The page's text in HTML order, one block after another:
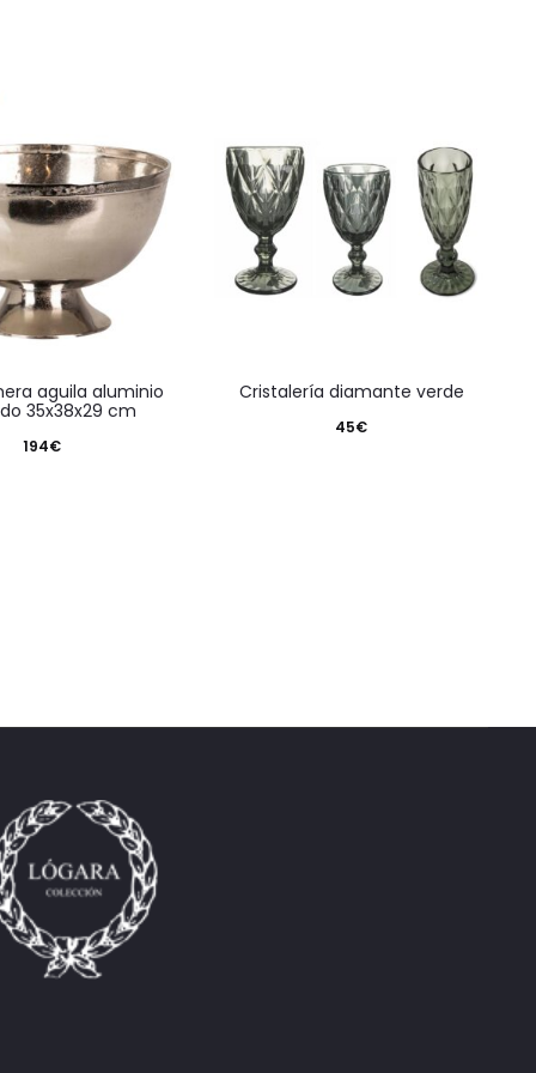
35x38x29 cm
194€
cristalería diamante verde
45€